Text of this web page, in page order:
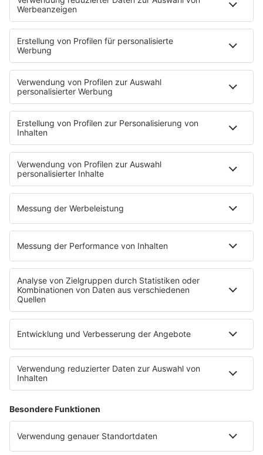
HANDBALL-WM 4 - EINE PERLE DER
SPORTBERICHTERSTATTUNG FEAT. OLI
ROGGISCH
FEAT. LUKAS MERTENS
16.01.2023 Folge
15.01.2023 Folge
HANDBALL-WM 2 - BUSCHIS TRIUMPH FEAT.
INFO
13.01.2023 Folge
HANDBALL-WM 1 - PLUS 8 ODER
INFO
09.01.2023
02.01.2023 Folge
146 - WIR SIND DARTS!
145 - 2022 GEHT! WIR BLEIBEN!
INFO
19.12.2022 Folge